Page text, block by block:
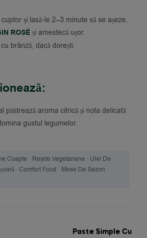
și lasă-le 2–3 minute să se așeze.
ROSÉ și amestecă ușor.
brânză, dacă dorești.
păstrează aroma citrică și nota delicată
gustul legumelor.
Coapte · Rețete Vegetariene · Ulei De
· Comfort Food · Mese De Sezon ·
Paste Simple Cu